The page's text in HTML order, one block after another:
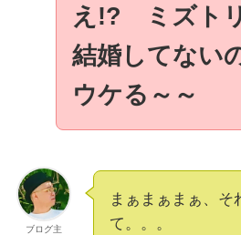
え!? ミズト
結婚してない
ウケる～～
ブログ主
まぁまぁまぁ、そ
て。。。